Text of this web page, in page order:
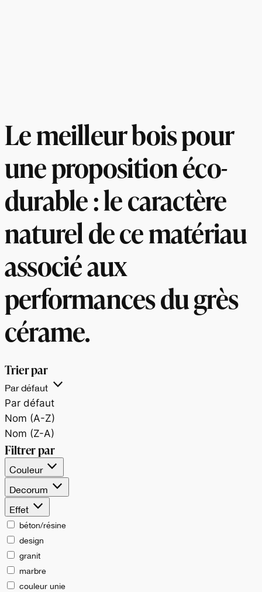
Le meilleur bois pour
une proposition éco-
durable : le caractère
naturel de ce matériau
associé aux
performances du grès
cérame.
Trier par
Par défaut
Par défaut
Nom (A-Z)
Nom (Z-A)
Filtrer par
Couleur
Decorum
Effet
béton/résine
design
granit
marbre
couleur unie